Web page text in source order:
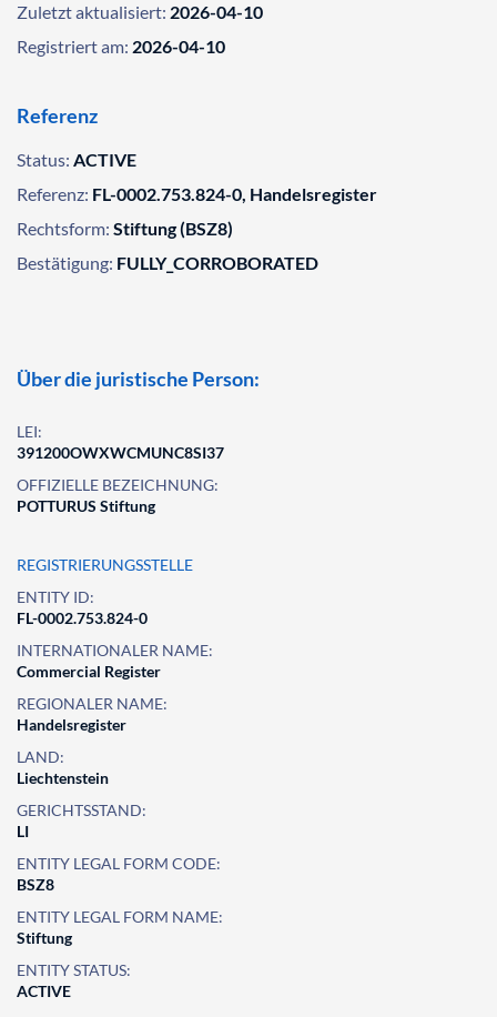
Zuletzt aktualisiert: 2026-04-10
Registriert am: 2026-04-10
Referenz
Status: ACTIVE
Referenz: FL-0002.753.824-0, Handelsregister
Rechtsform: Stiftung (BSZ8)
Bestätigung: FULLY_CORROBORATED
Über die juristische Person:
LEI:
391200OWXWCMUNC8SI37
OFFIZIELLE BEZEICHNUNG:
POTTURUS Stiftung
REGISTRIERUNGSSTELLE
ENTITY ID:
FL-0002.753.824-0
INTERNATIONALER NAME:
Commercial Register
REGIONALER NAME:
Handelsregister
LAND:
Liechtenstein
GERICHTSSTAND:
LI
ENTITY LEGAL FORM CODE:
BSZ8
ENTITY LEGAL FORM NAME:
Stiftung
ENTITY STATUS:
ACTIVE